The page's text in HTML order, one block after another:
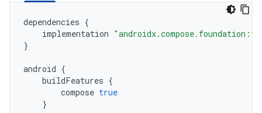
dependencies {
implementation
}
android {
buildFeatures {
compose true
}